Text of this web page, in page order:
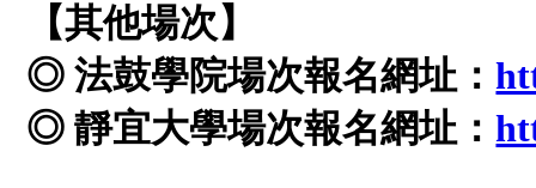
【其他場次】
◎ 法鼓學院場次報名網址：
◎ 靜宜大學場次報名網址：